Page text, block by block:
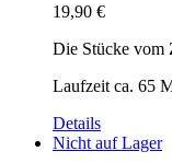
19,90 €
Die Stücke vom
Laufzeit ca. 65
Details
Nicht auf Lager